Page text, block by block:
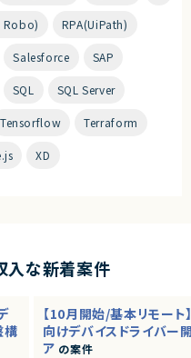
Robo) RPA(UiPath)
Salesforce SAP
SQL SQL Server
Tensorflow Terraform
XD
入な新着案件
構
【10月開始/基本リモート
向けデバイスドライバー
ア の案件